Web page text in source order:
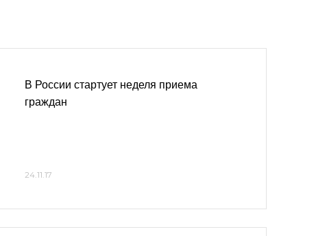
В России стартует неделя приема
граждан
24.11.17